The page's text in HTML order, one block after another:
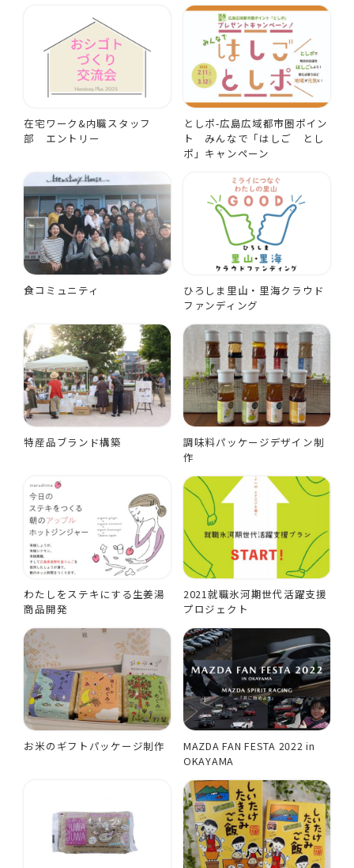
在宅ワーク&内職スタッフ
部 エントリー
としポ-広島広域都市圏ポイン
ト みんなで「はしご とし
ポ」キャンペーン
食コミュニティ
ひろしま里山・里海クラウド
ファンディング
特産品ブランド構築
調味料パッケージデザイン制
作
わたしをステキにする生姜湯
商品開発
2021就職氷河期世代活躍支援
プロジェクト
お米のギフトパッケージ制作
MAZDA FAN FESTA 2022 in
OKAYAMA